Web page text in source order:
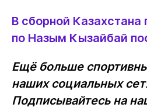
В сборной
по Назым Кызайбай
Ещё больше
наших социальных
Подписывайтесь на